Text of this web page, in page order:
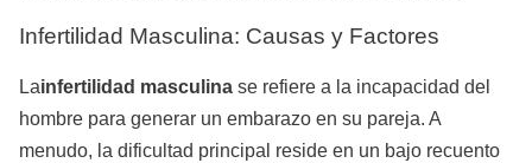
Infertilidad Masculina: Causas y Factores
Lainfertilidad masculina se refiere a la incapacidad del
hombre para generar un embarazo en su pareja. A
menudo, la dificultad principal reside en un bajo recuento